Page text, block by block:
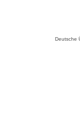
Deutsche